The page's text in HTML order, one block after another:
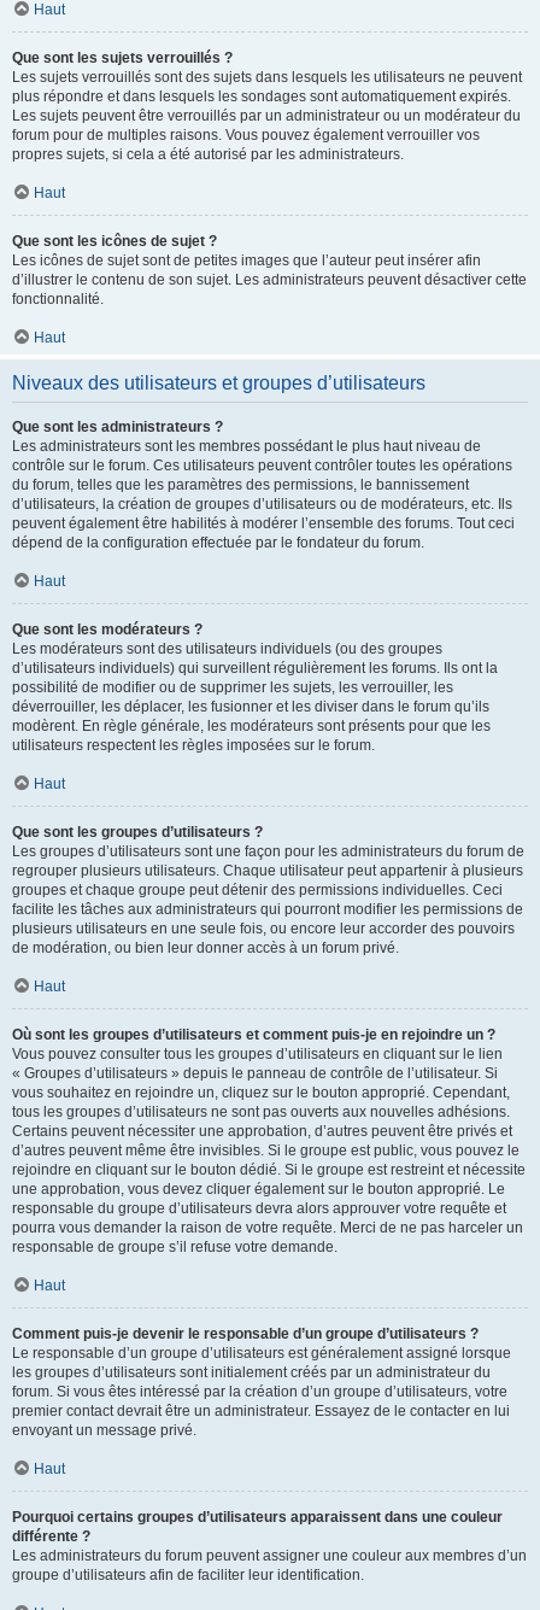
Haut
Que sont les sujets verrouillés ?
Les sujets verrouillés sont des sujets dans lesquels les utilisateurs ne peuvent
plus répondre et dans lesquels les sondages sont automatiquement expirés.
Les sujets peuvent être verrouillés par un administrateur ou un modérateur du
forum pour de multiples raisons. Vous pouvez également verrouiller vos
propres sujets, si cela a été autorisé par les administrateurs.
Haut
Que sont les icônes de sujet ?
Les icônes de sujet sont de petites images que l’auteur peut insérer afin
d’illustrer le contenu de son sujet. Les administrateurs peuvent désactiver cette
fonctionnalité.
Haut
Niveaux des utilisateurs et groupes d’utilisateurs
Que sont les administrateurs ?
Les administrateurs sont les membres possédant le plus haut niveau de
contrôle sur le forum. Ces utilisateurs peuvent contrôler toutes les opérations
du forum, telles que les paramètres des permissions, le bannissement
d’utilisateurs, la création de groupes d’utilisateurs ou de modérateurs, etc. Ils
peuvent également être habilités à modérer l’ensemble des forums. Tout ceci
dépend de la configuration effectuée par le fondateur du forum.
Haut
Que sont les modérateurs ?
Les modérateurs sont des utilisateurs individuels (ou des groupes
d’utilisateurs individuels) qui surveillent régulièrement les forums. Ils ont la
possibilité de modifier ou de supprimer les sujets, les verrouiller, les
déverrouiller, les déplacer, les fusionner et les diviser dans le forum qu’ils
modèrent. En règle générale, les modérateurs sont présents pour que les
utilisateurs respectent les règles imposées sur le forum.
Haut
Que sont les groupes d’utilisateurs ?
Les groupes d’utilisateurs sont une façon pour les administrateurs du forum de
regrouper plusieurs utilisateurs. Chaque utilisateur peut appartenir à plusieurs
groupes et chaque groupe peut détenir des permissions individuelles. Ceci
facilite les tâches aux administrateurs qui pourront modifier les permissions de
plusieurs utilisateurs en une seule fois, ou encore leur accorder des pouvoirs
de modération, ou bien leur donner accès à un forum privé.
Haut
Où sont les groupes d’utilisateurs et comment puis-je en rejoindre un ?
Vous pouvez consulter tous les groupes d’utilisateurs en cliquant sur le lien
« Groupes d’utilisateurs » depuis le panneau de contrôle de l’utilisateur. Si
vous souhaitez en rejoindre un, cliquez sur le bouton approprié. Cependant,
tous les groupes d’utilisateurs ne sont pas ouverts aux nouvelles adhésions.
Certains peuvent nécessiter une approbation, d’autres peuvent être privés et
d’autres peuvent même être invisibles. Si le groupe est public, vous pouvez le
rejoindre en cliquant sur le bouton dédié. Si le groupe est restreint et nécessite
une approbation, vous devez cliquer également sur le bouton approprié. Le
responsable du groupe d’utilisateurs devra alors approuver votre requête et
pourra vous demander la raison de votre requête. Merci de ne pas harceler un
responsable de groupe s’il refuse votre demande.
Haut
Comment puis-je devenir le responsable d’un groupe d’utilisateurs ?
Le responsable d’un groupe d’utilisateurs est généralement assigné lorsque
les groupes d’utilisateurs sont initialement créés par un administrateur du
forum. Si vous êtes intéressé par la création d’un groupe d’utilisateurs, votre
premier contact devrait être un administrateur. Essayez de le contacter en lui
envoyant un message privé.
Haut
Pourquoi certains groupes d’utilisateurs apparaissent dans une couleur
différente ?
Les administrateurs du forum peuvent assigner une couleur aux membres d’un
groupe d’utilisateurs afin de faciliter leur identification.